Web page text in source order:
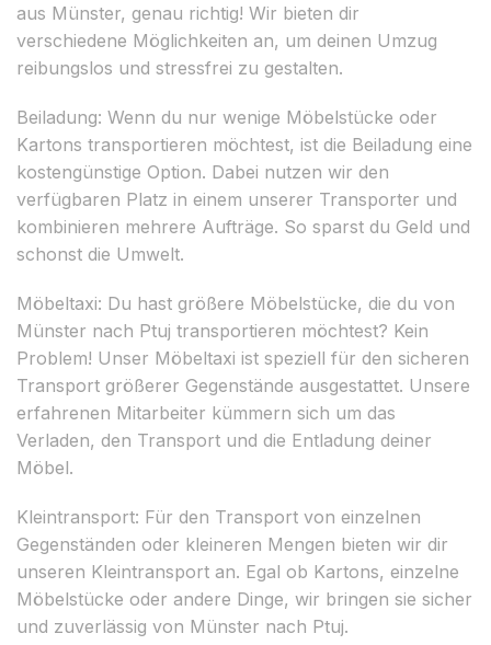
aus Münster, genau richtig! Wir bieten dir
verschiedene Möglichkeiten an, um deinen Umzug
reibungslos und stressfrei zu gestalten.
Beiladung: Wenn du nur wenige Möbelstücke oder
Kartons transportieren möchtest, ist die Beiladung eine
kostengünstige Option. Dabei nutzen wir den
verfügbaren Platz in einem unserer Transporter und
kombinieren mehrere Aufträge. So sparst du Geld und
schonst die Umwelt.
Möbeltaxi: Du hast größere Möbelstücke, die du von
Münster nach Ptuj transportieren möchtest? Kein
Problem! Unser Möbeltaxi ist speziell für den sicheren
Transport größerer Gegenstände ausgestattet. Unsere
erfahrenen Mitarbeiter kümmern sich um das
Verladen, den Transport und die Entladung deiner
Möbel.
Kleintransport: Für den Transport von einzelnen
Gegenständen oder kleineren Mengen bieten wir dir
unseren Kleintransport an. Egal ob Kartons, einzelne
Möbelstücke oder andere Dinge, wir bringen sie sicher
und zuverlässig von Münster nach Ptuj.